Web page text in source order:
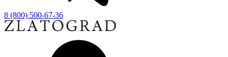
8 (800) 500-67-36